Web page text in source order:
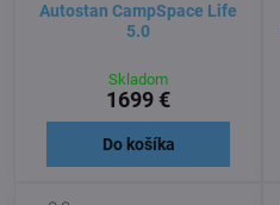
Autostan CampSpace Life
5.0
Skladom
1699 €
Do košíka